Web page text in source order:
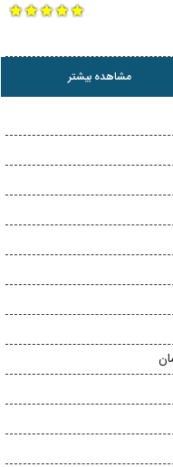
مشاهده بیشتر